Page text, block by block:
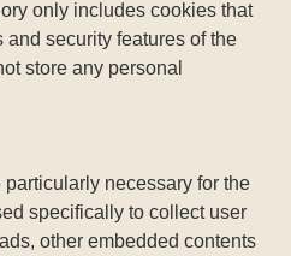
only includes cookies that
security features of the
store any personal
necessary for the
specifically to collect user
other embedded contents